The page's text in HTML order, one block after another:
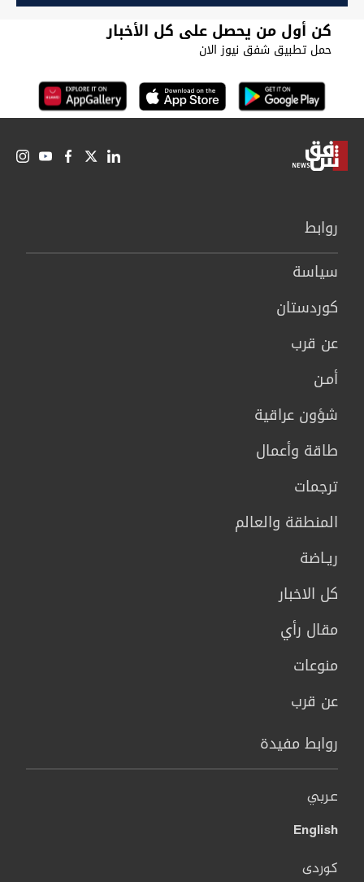
كن أول من يحصل على كل الأخبار
حمل تطبيق شفق نيوز الان
روابط
سیاسة
كوردستان
عن قرب
أمـن
شؤون عراقية
طاقة وأعمال
ترجمات
المنطقة والعالم
ريـاضة
كل الاخبار
مقال رأي
منوعات
عن قرب
روابط مفيدة
عربي
English
کوردی